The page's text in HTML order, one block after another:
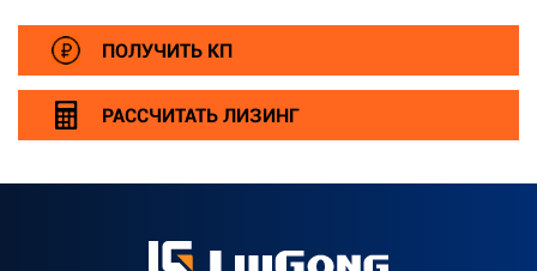
ПОЛУЧИТЬ КП
РАССЧИТАТЬ ЛИЗИНГ